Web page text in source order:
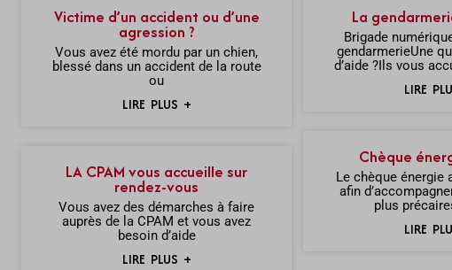
Victime d’un accident ou d’une
agression ?
Vous avez été mordu par un chien,
blessé dans un accident de la route
ou
LIRE PLUS +
La
Brigade
gendarmerieUne
d’aide ?Ils vous
LIRE
LA CPAM vous accueille sur
rendez-vous
Vous avez des démarches à faire
auprès de la CPAM et vous avez
besoin d’aide
LIRE PLUS +
Chèque
Le chèque énergie
afin
plus
LIRE